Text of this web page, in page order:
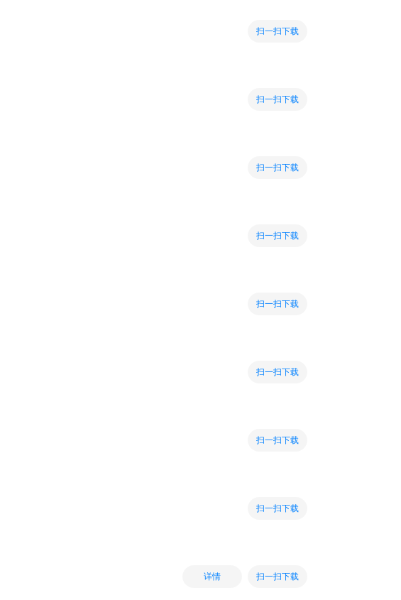
扫一扫下载
扫一扫下载
扫一扫下载
扫一扫下载
扫一扫下载
扫一扫下载
扫一扫下载
扫一扫下载
详情 扫一扫下载